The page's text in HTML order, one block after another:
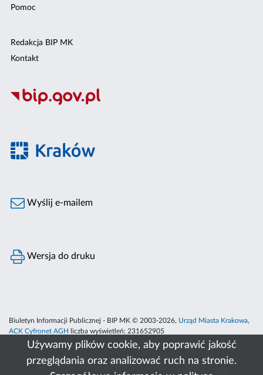
Używamy plików cookie, aby poprawić jakość
przeglądania oraz analizować ruch na stronie.
Pomoc
Redakcja BIP MK
Kontakt
Wyślij e-mailem
Wersja do druku
Biuletyn Informacji Publicznej - BIP MK © 2003-2026, Urząd Miasta Krakowa,
ACK Cyfronet AGH
liczba wyświetleń: 231652905